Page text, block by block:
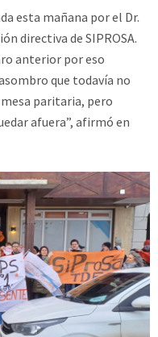
esta mañana por el Dr.
directiva de SIPROSA.
anterior por eso
que todavía no
paritaria, pero
afuera”, afirmó en